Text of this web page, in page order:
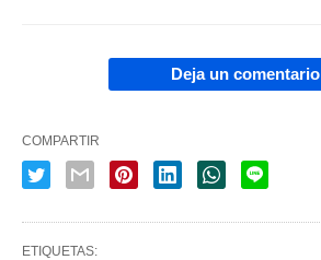
Deja un comentario
COMPARTIR
ETIQUETAS: